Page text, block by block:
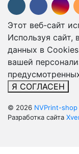
Этот веб-сайт
Используя сайт,
данных в
вашей
Я СОГЛАСЕН
© 2026 NVPrint-shop
Разработка сайта